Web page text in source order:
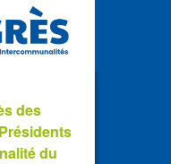
des
du